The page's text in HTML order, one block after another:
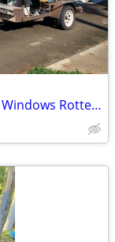
Seamless Gutters or Replace Windows Rotten Wood